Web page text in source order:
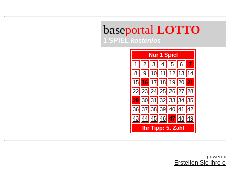
baseportal LOTTO
1 SPIEL kostenlos
Nur 1 Spiel
1
2 3 4 5 6
7
8
9 10 11 12 13 14
15 16 17 18 19 20 21
22 23 24 25 26 27 28
29 30 31 32 33 34 35
36 37 38 39 40 41
42
43 44 45 46 47 48 49
Ihr Tipp: 5. Zahl
Erstellen Sie Ihre